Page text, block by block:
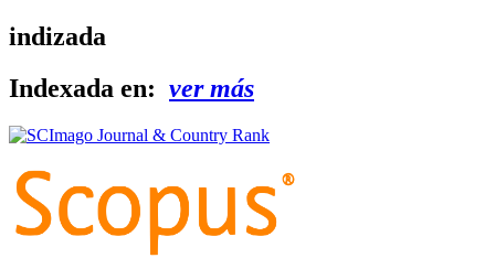
indizada
Indexada en: ver más